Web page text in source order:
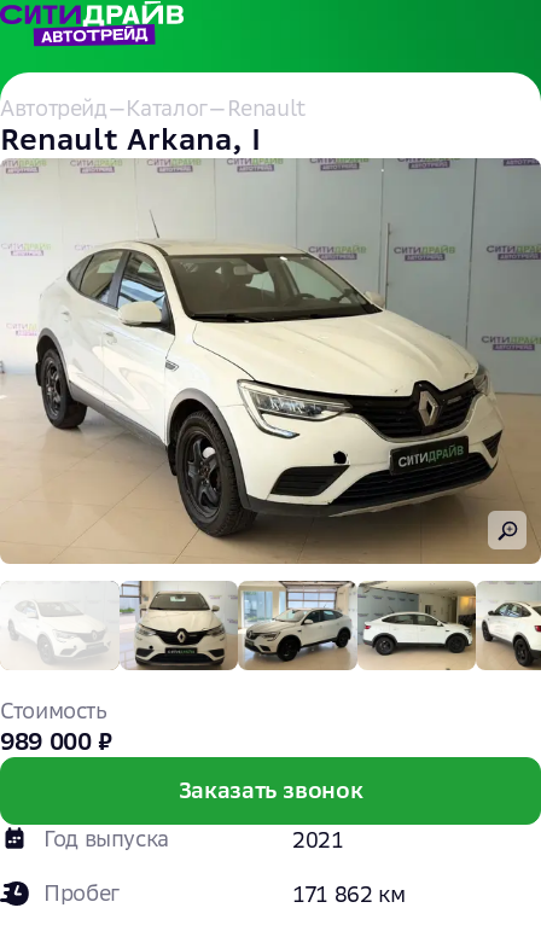
Автотрейд—Каталог—Renault
Renault Arkana, I
Год выпуска
2021
Пробег
171 862 км
Стоимость
989 000 ₽
Заказать звонок